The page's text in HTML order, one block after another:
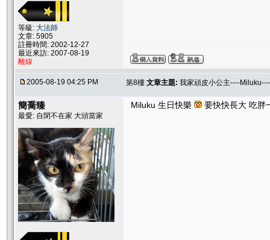
等級: 大法師
文章: 5905
註冊時間: 2002-12-27
最近來訪: 2007-08-19
離線
2005-08-19 04:25 PM 第8樓 文章主題: 我家頑皮小公主----
簡喬臻
最愛: 自閉不在家 大頭當家
Miluku 生日快樂 要快快長大 吃